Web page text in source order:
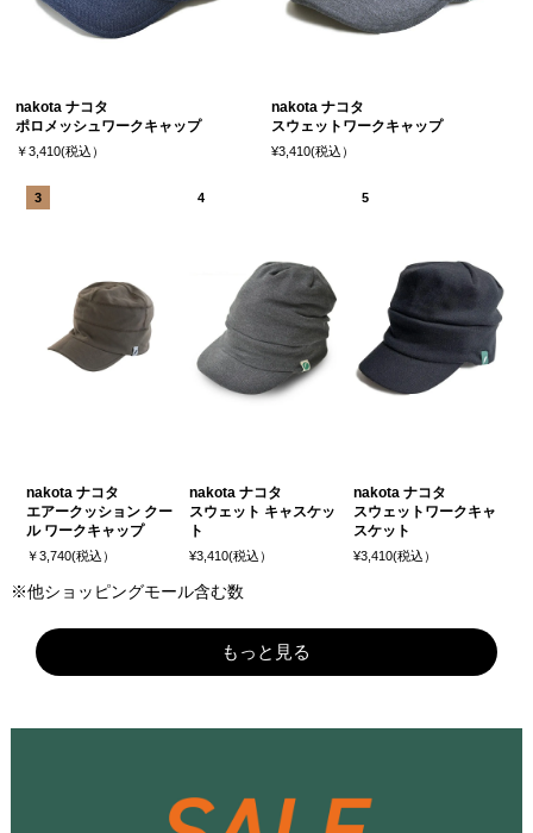
nakota ナコタ
ポロメッシュワークキャップ
￥3,410(税込）
nakota ナコタ
スウェットワークキャップ
¥3,410(税込）
nakota ナコタ
エアークッション クー
ル ワークキャップ
￥3,740(税込）
nakota ナコタ
スウェット キャスケッ
ト
¥3,410(税込）
nakota ナコタ
スウェットワークキャ
スケット
¥3,410(税込）
※他ショッピングモール含む数
もっと見る